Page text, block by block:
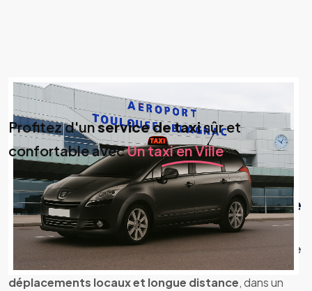
Profitez d'unservice de taxisûr et
confortable avecUn taxi en Ville
Votre service de taxi à Cugnaux
Des trajets confortables avec votre
chauffeur professionnelle
Bienvenue chezUn Taxi en Ville , votre chauffeur privée
à Cugnaux . Je vous accompagne pour tous vos
déplacements locaux et longue distance, dans un